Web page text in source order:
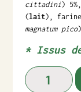
cittadini)
(lait),
magnatum pico
* Issus